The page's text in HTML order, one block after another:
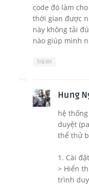
code đó làm
thời gian được
này không tải
nào giúp mình
Trả lời
Hung
hệ
duyệt
thể thử
1. Cài
> Hiển
trình